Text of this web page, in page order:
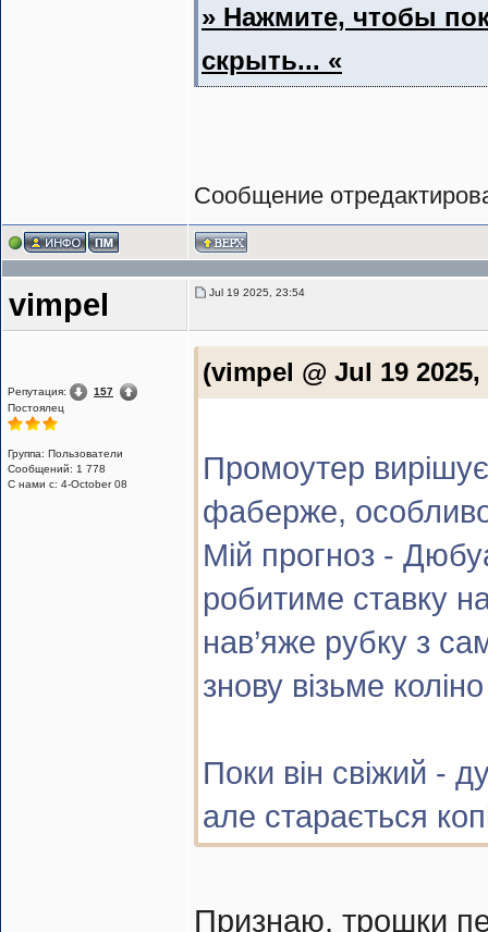
» Нажмите, чтобы
скрыть... «
Сообщение
vimpel Jul 19 2025, 23:54
Репутация:
157
Постоялец
Группа: Пользователи
Сообщений: 1 778
С нами с: 4-October 08
(vimpel @ Jul 19
Промоутер
фаберже,
Мій прогноз -
робитиме ставку
нав’яже рубку з
знову візьме
Поки він свіжий -
але старається
Признаю, трошки